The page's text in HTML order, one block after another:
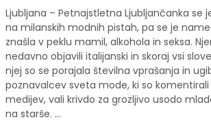
Ljubljana – Petnajstletna Ljubljančanka se
na milanskih modnih pistah, pa se je
znašla v peklu mamil, alkohola in seksa.
nedavno objavili italijanski in skoraj vsi
njej so se porajala številna vprašanja in
poznavalcev sveta mode, ki so
medijev, vali krivdo za grozljivo usodo
na starše. …